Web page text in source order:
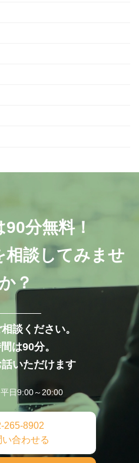
分無料！
相談してみませ
？
談ください。
は90分。
いただけます
平日9:00～20:00
265-8902
合わせる